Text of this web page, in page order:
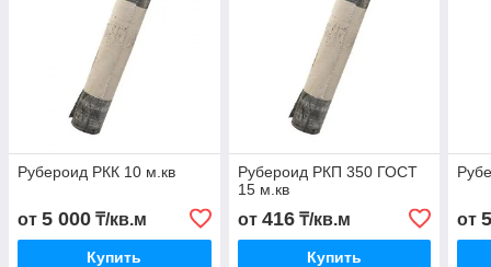
Рубероид РКК 10 м.кв
от 5 000 ₸/кв.м
Купить
Рубероид РКП 350 ГОСТ
15 м.кв
от 416₸/кв.м
Купить
от